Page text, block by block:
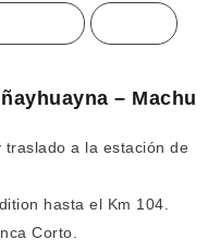
– Machu
traslado a la estación de
hasta el Km 104.
Corto.